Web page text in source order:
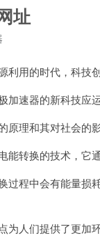
址
用的时代，科技创
速器的新科技应运
理和其对社会的影
转换的技术，它通
程中会有能量损
人们提供了更加环